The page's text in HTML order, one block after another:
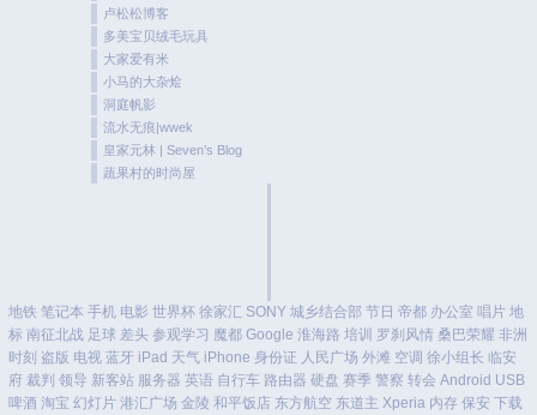
卢松松博客
多美宝贝绒毛玩具
大家爱有米
小马的大杂烩
洞庭帆影
流水无痕|wwek
皇家元林 | Seven’s Blog
蔬果村的时尚屋
地铁 笔记本 手机 电影 世界杯 徐家汇 SONY 城乡结合部 节日 帝都 办公室 唱片 地
标 南征北战 足球 差头 参观学习 魔都 Google 淮海路 培训 罗刹风情 桑巴荣耀 非洲
时刻 盗版 电视 蓝牙 iPad 天气 iPhone 身份证 人民广场 外滩 空调 徐小组长 临安
府 裁判 领导 新客站 服务器 英语 自行车 路由器 硬盘 赛季 警察 转会 Android USB
啤酒 淘宝 幻灯片 港汇广场 金陵 和平饭店 东方航空 东道主 Xperia 内存 保安 下载